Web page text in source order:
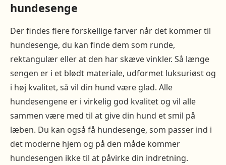
hundesenge
Der findes flere forskellige farver når det kommer til
hundesenge, du kan finde dem som runde,
rektangulær eller at den har skæve vinkler. Så længe
sengen er i et blødt materiale, udformet luksuriøst og
i høj kvalitet, så vil din hund være glad. Alle
hundesengene er i virkelig god kvalitet og vil alle
sammen være med til at give din hund et smil på
læben. Du kan også få hundesenge, som passer ind i
det moderne hjem og på den måde kommer
hundesengen ikke til at påvirke din indretning.